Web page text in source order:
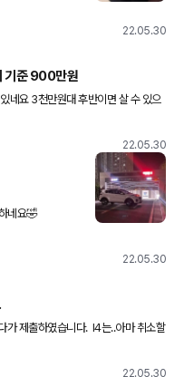
22.05.30
기준 900만원
네요 3천만원대 후반이면 살 수 있으
22.05.30
하네요🤣
22.05.30
22.05.30